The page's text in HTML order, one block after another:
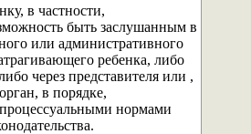
в частности,
быть заслушанным в
или административного
ребенка, либо
через представителя или ,
в порядке,
нормами